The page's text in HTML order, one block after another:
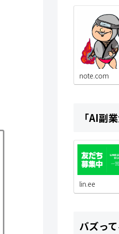
note.com
「AI副
lin.ee
バズっ